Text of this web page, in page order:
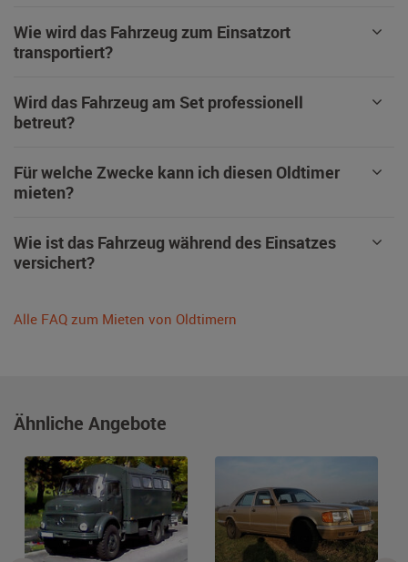
Wie wird das Fahrzeug zum Einsatzort
transportiert?
Wird das Fahrzeug am Set professionell
betreut?
Für welche Zwecke kann ich diesen Oldtimer
mieten?
Wie ist das Fahrzeug während des Einsatzes
versichert?
Alle FAQ zum Mieten von Oldtimern
Ähnliche Angebote